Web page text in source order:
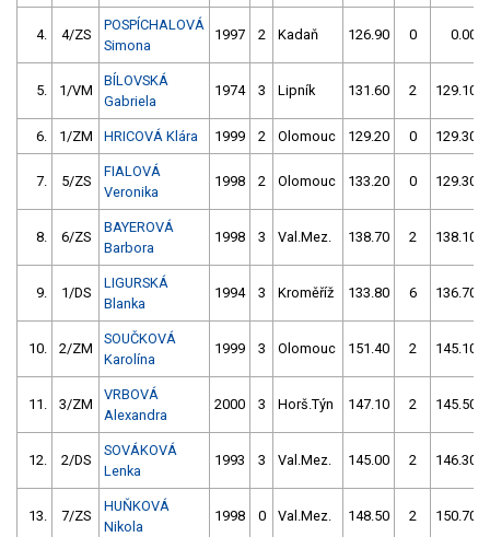
4. 4/ZS
POSPÍCHALOVÁ
Simona
1997 2 Kadaň 126.90 0 0.00
5. 1/VM
BÍLOVSKÁ
Gabriela
1974 3 Lipník 131.60 2 129.10
6. 1/ZM HRICOVÁ Klára 1999 2 Olomouc 129.20 0 129.30
7. 5/ZS
FIALOVÁ
Veronika
1998 2 Olomouc 133.20 0 129.30
8. 6/ZS
BAYEROVÁ
Barbora
1998 3 Val.Mez. 138.70 2 138.10
9. 1/DS
LIGURSKÁ
Blanka
1994 3 Kroměříž 133.80 6 136.70
10. 2/ZM
SOUČKOVÁ
Karolína
1999 3 Olomouc 151.40 2 145.10
11. 3/ZM
VRBOVÁ
Alexandra
2000 3 Horš.Týn 147.10 2 145.50
12. 2/DS
SOVÁKOVÁ
Lenka
1993 3 Val.Mez. 145.00 2 146.30
13. 7/ZS
HUŇKOVÁ
Nikola
1998 0 Val.Mez. 148.50 2 150.70